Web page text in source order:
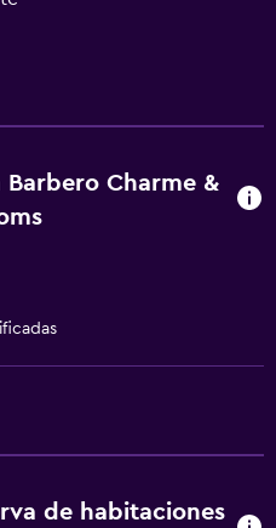
Barbero Charme &
de habitaciones